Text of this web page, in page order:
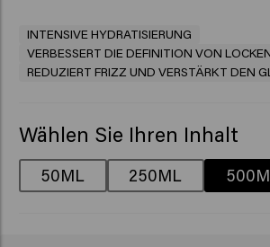
INTENSIVE HYDRATISIERUNG
VERBESSERT DIE DEFINITION VON
REDUZIERT FRIZZ UND VERSTÄRKT DEN
Wählen Sie Ihren Inhalt
50ML 250ML